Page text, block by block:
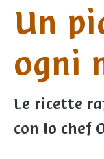
Un
ogni
Le ricette
con lo chef